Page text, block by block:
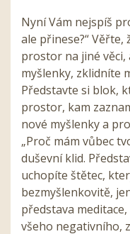
Nyní Vám nejspíš
ale přinese?“ Věřte,
prostor na jiné
myšlenky, zklidníte
Představte si blok,
prostor, kam
nové myšlenky a
„Proč mám vůbec
duševní klid.
uchopíte štětec,
bezmyšlenkovitě,
představa
všeho negativního,